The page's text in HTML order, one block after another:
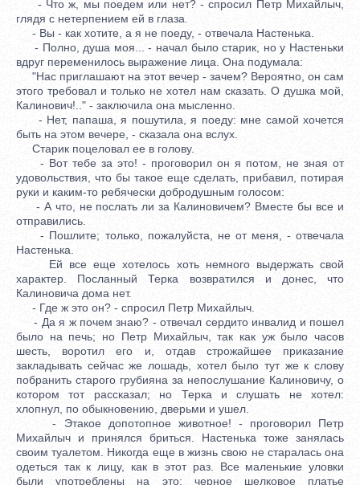
- Что ж, мы поедем или нет? - спросил Петр Михайлыч,
глядя с нетерпением ей в глаза.
- Вы - как хотите, а я не поеду, - отвечала Настенька.
- Полно, душа моя... - начал было старик, но у Настеньки
вдруг переменилось выражение лица. Она подумала:
"Нас приглашают на этот вечер - зачем? Вероятно, он сам
этого требовал и только не хотел нам сказать. О душка мой,
Калинович!.." - заключила она мысленно.
- Нет, папаша, я пошутила, я поеду: мне самой хочется
быть на этом вечере, - сказала она вслух.
Старик поцеловал ее в голову.
- Вот тебе за это! - проговорил он я потом, не зная от
удовольствия, что бы такое еще сделать, прибавил, потирая
руки и каким-то ребячески добродушным голосом:
- А что, не послать ли за Калиновичем? Вместе бы все и
отправились.
- Пошлите; только, пожалуйста, не от меня, - отвечала
Настенька.
Ей все еще хотелось хоть немного выдержать свой
характер. Посланный Терка возвратился и донес, что
Калиновича дома нет.
- Где ж это он? - спросил Петр Михайлыч.
- Да я ж почем знаю? - отвечал сердито инвалид и пошел
было на печь; но Петр Михайлыч, так как уж было часов
шесть, воротил его и, отдав строжайшее приказание
закладывать сейчас же лошадь, хотел было тут же к слову
побранить старого грубияна за непослушание Калиновичу, о
котором тот рассказал; но Терка и слушать не хотел:
хлопнул, по обыкновению, дверьми и ушел.
- Этакое допотопное животное! - проговорил Петр
Михайлыч и принялся бриться. Настенька тоже занялась
своим туалетом. Никогда еще в жизнь свою не старалась она
одеться так к лицу, как в этот раз. Все маленькие уловки
были употреблены на это: черное шелковое платье